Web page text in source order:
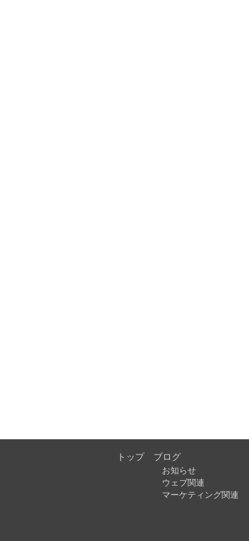
トップ ブログ
お知らせ
ウェブ関連
マーケティング関連